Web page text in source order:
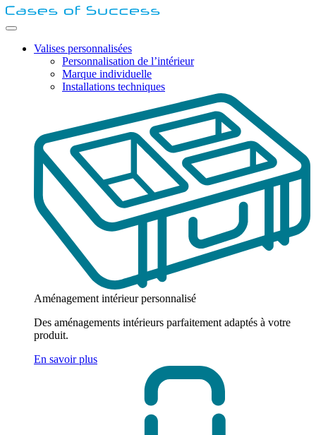
Valises personnalisées
Personnalisation de l’intérieur
Marque individuelle
Installations techniques
Aménagement intérieur personnalisé
Des aménagements intérieurs parfaitement adaptés à votre
produit.
En savoir plus